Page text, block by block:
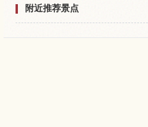
附近推荐景点